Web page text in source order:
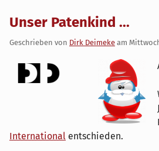
Unser Patenkind ...
Geschrieben von Dirk Deimeke am
International entschieden.